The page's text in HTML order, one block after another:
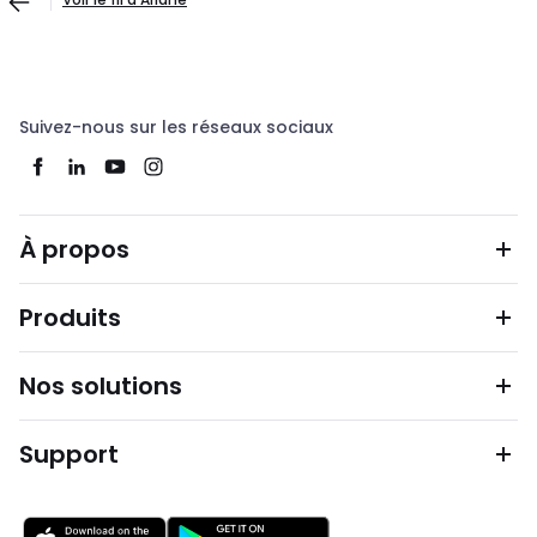
Suivez-nous sur les réseaux sociaux
À propos
Produits
Nos solutions
Support